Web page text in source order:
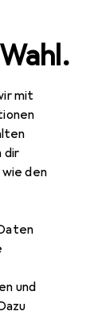
mit
dir
wie den
und
2022